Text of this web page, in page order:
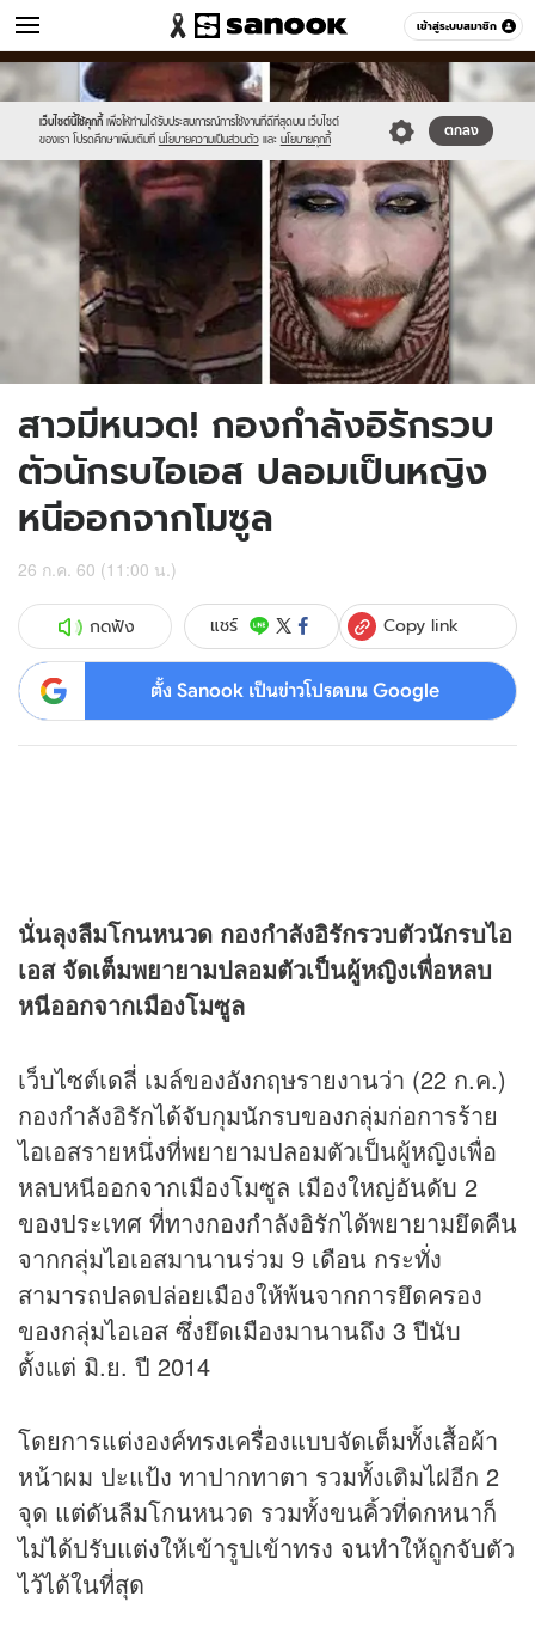
เข้าสู่ระบบสมาชิก
ข่าว หมวดอื่นๆ
เว็บไซต์นี้ใช้คุกกี้ เพื่อให้ท่านได้รับประสบการณ์การใช้งานที่ดีที่สุดบน เว็บไซต์
ของเรา โปรดศึกษาเพิ่มเติมที่ นโยบายความเป็นส่วนตัว และ นโยบายคุกกี้
ตกลง
Sanook
//s.isanook.com/sr/0/images/logo-
new-
sanook.png
600
60
//s.isanook.com/ns/0/ud/581/2908434/news15.jpg
สาวมีหนวด! กองกำลังอิรักรวบ
ตัวนักรบไอเอส ปลอมเป็นหญิง
หนีออกจากโมซูล
26 ก.ค. 60 (11:00 น.)
กดฟัง แชร์ Copy link
ตั้ง Sanook เป็นข่าวโปรดบน Google
นั่นลุงลืมโกนหนวด กองกำลังอิรักรวบตัวนักรบไอ
เอส จัดเต็มพยายามปลอมตัวเป็นผู้หญิงเพื่อหลบ
หนีออกจากเมืองโมซูล
เว็บไซต์เดลี่ เมล์ของอังกฤษรายงานว่า (22 ก.ค.)
กองกำลังอิรักได้จับกุมนักรบของกลุ่มก่อการร้าย
ไอเอสรายหนึ่งที่พยายามปลอมตัวเป็นผู้หญิงเพื่อ
หลบหนีออกจากเมืองโมซูล เมืองใหญ่อันดับ 2
ของประเทศ ที่ทางกองกำลังอิรักได้พยายามยึดคืน
จากกลุ่มไอเอสมานานร่วม 9 เดือน กระทั่ง
สามารถปลดปล่อยเมืองให้พ้นจากการยึดครอง
ของกลุ่มไอเอส ซึ่งยึดเมืองมานานถึง 3 ปีนับ
ตั้งแต่ มิ.ย. ปี 2014
โดยการแต่งองค์ทรงเครื่องแบบจัดเต็มทั้งเสื้อผ้า
หน้าผม ปะแป้ง ทาปากทาตา รวมทั้งเติมไฝอีก 2
จุด แต่ดันลืมโกนหนวด รวมทั้งขนคิ้วที่ดกหนาก็
ไม่ได้ปรับแต่งให้เข้ารูปเข้าทรง จนทำให้ถูกจับตัว
ไว้ได้ในที่สุด